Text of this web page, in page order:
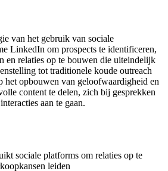
van het gebruik van sociale
LinkedIn om prospects te identificeren,
en relaties op te bouwen die uiteindelijk
tot traditionele koude outreach
het opbouwen van geloofwaardigheid en
content te delen, zich bij gesprekken
aan te gaan.
sociale platforms om relaties op te
leiden